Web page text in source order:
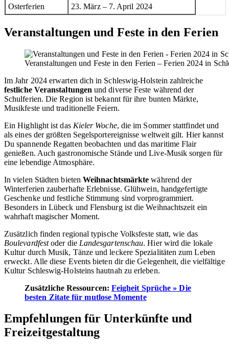
Osterferien
23. März – 7. April 2024
Veranstaltungen und Feste in den Ferien
Veranstaltungen und Feste in den Ferien – Ferien 2024 in
Im Jahr 2024 erwarten dich in Schleswig-Holstein zahlreiche
festliche Veranstaltungen und diverse Feste während der
Schulferien. Die Region ist bekannt für ihre bunten Märkte,
Musikfeste und traditionelle Feiern.
Ein Highlight ist das Kieler Woche, die im Sommer stattfindet und
als eines der größten Segelsportereignisse weltweit gilt. Hier kannst
Du spannende Regatten beobachten und das maritime Flair
genießen. Auch gastronomische Stände und Live-Musik sorgen für
eine lebendige Atmosphäre.
In vielen Städten bieten Weihnachtsmärkte während der
Winterferien zauberhafte Erlebnisse. Glühwein, handgefertigte
Geschenke und festliche Stimmung sind vorprogrammiert.
Besonders in Lübeck und Flensburg ist die Weihnachtszeit ein
wahrhaft magischer Moment.
Zusätzlich finden regional typische Volksfeste statt, wie das
Boulevardfestoder die Landesgartenschau. Hier wird die lokale
Kultur durch Musik, Tänze und leckere Spezialitäten zum Leben
erweckt. Alle diese Events bieten dir die Gelegenheit, die vielfältige
Kultur Schleswig-Holsteins hautnah zu erleben.
Zusätzliche Ressourcen: Feigheit Sprüche » Die
besten Zitate für mutlose Momente
Empfehlungen für Unterkünfte und
Freizeitgestaltung